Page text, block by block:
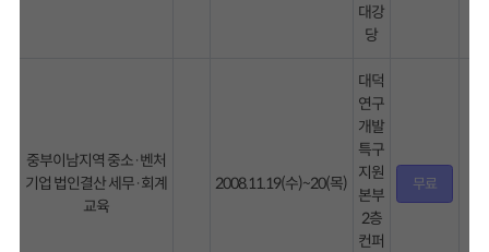
대강
당
중부이남지역 중소·벤처
기업 법인결산 세무·회계
교육
2008.11.19(수)~20(목)
대덕
연구
개발
특구
지원
본부
2층
컨퍼
무료